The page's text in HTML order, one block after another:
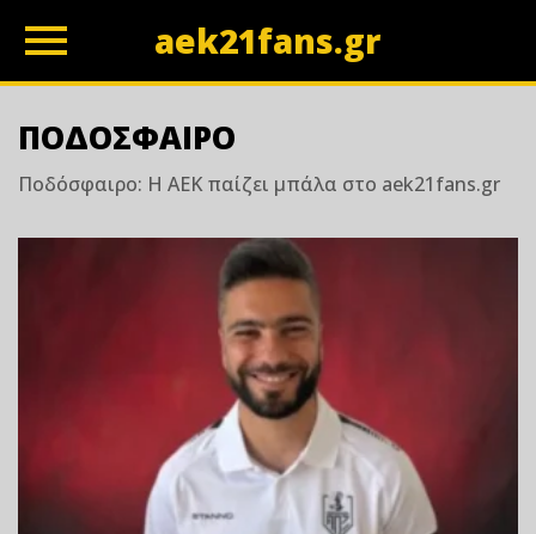
aek21fans.gr
ΠΟΔΟΣΦΑΙΡΟ
Ποδόσφαιρο: Η ΑΕΚ παίζει μπάλα στο aek21fans.gr